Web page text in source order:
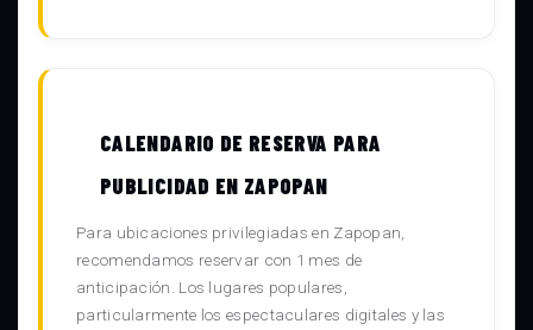
CALENDARIO DE RESERVA PARA
PUBLICIDAD EN ZAPOPAN
Para ubicaciones privilegiadas en Zapopan,
recomendamos reservar con 1 mes de
anticipación. Los lugares populares,
particularmente los espectaculares digitales y las